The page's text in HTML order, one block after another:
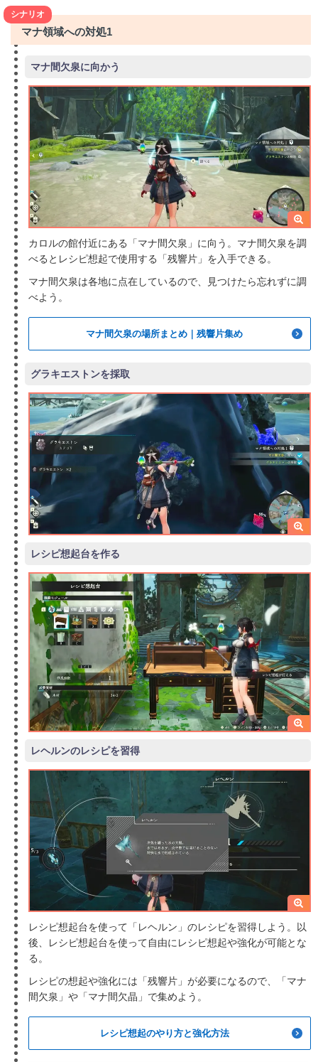
マナ領域への対処1
シナリオ
マナ間欠泉に向かう
カロルの館付近にある「マナ間欠泉」に向う。マナ間欠泉を調
べるとレシピ想起で使用する「残響片」を入手できる。
マナ間欠泉は各地に点在しているので、見つけたら忘れずに調
べよう。
マナ間欠泉の場所まとめ｜残響片集め
グラキエストンを採取
レシピ想起台を作る
レヘルンのレシピを習得
レシピ想起台を使って「レヘルン」のレシピを習得しよう。以
後、レシピ想起台を使って自由にレシピ想起や強化が可能とな
る。
レシピの想起や強化には「残響片」が必要になるので、「マナ
間欠泉」や「マナ間欠晶」で集めよう。
レシピ想起のやり方と強化方法